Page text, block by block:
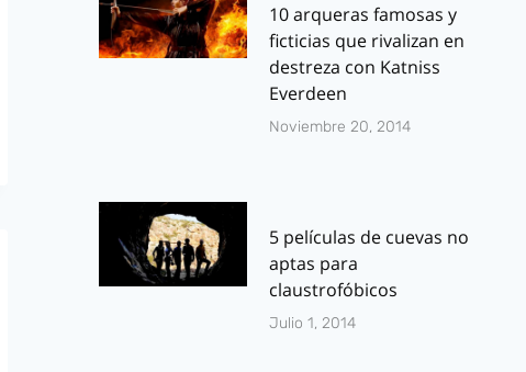
10 arqueras famosas y
ficticias que rivalizan en
destreza con Katniss
Everdeen
Noviembre 20, 2014
5 películas de cuevas no
aptas para
claustrofóbicos
Julio 1, 2014